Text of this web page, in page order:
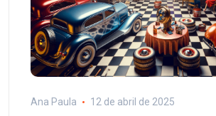
Ana Paula 12 de abril de 2025